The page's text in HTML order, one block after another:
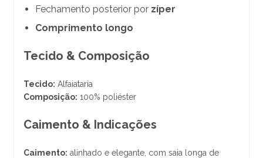
Fechamento posterior por zíper
Comprimento longo
Tecido & Composição
Tecido: Alfaiataria
Composição: 100% poliéster
Caimento & Indicações
Caimento: alinhado e elegante, com saia longa de